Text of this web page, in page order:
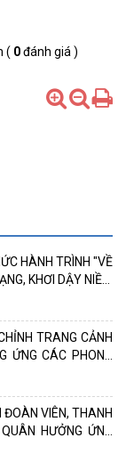
( 0đánh giá )
HÀNH TRÌNH "VỀ
KHƠI DẬY NIỀM
TRANG CẢNH
ỨNG CÁC PHONG
VIÊN, THANH
HƯỞNG ỨNG